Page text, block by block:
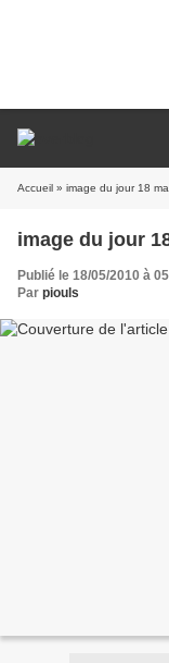
Accueil » image du jour 18
image du jour
Publié le 18/05/2010 à
Par piouls